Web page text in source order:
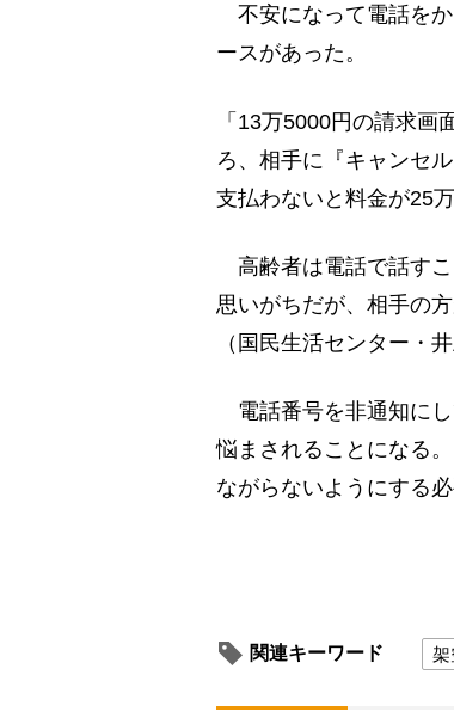
不安になって電話を
ースがあった。
「13万5000円の請求
ろ、相手に『キャンセ
支払わないと料金が25
高齢者は電話で話すこ
思いがちだが、相手の
（国民生活センター・
電話番号を非通知に
悩まされることになる
ながらないようにする必
関連キーワード 架